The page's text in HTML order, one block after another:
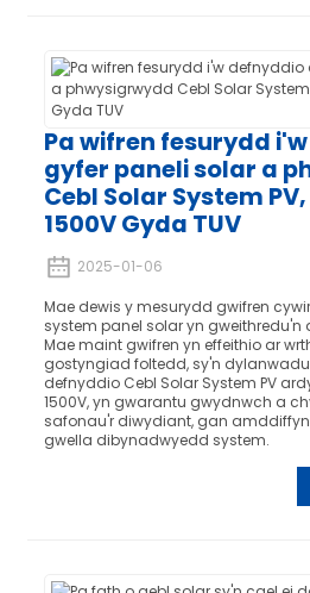
Pa wifren fesurydd
gyfer paneli solar a
Cebl Solar System
1500V Gyda TUV
2025-01-06
Mae dewis y mesurydd gwifren
system panel solar yn gweithredu'n
Mae maint gwifren yn effeithio ar
gostyngiad foltedd, sy'n
defnyddio Cebl Solar System PV
1500V, yn gwarantu gwydnwch a
safonau'r diwydiant, gan
gwella dibynadwyedd system.